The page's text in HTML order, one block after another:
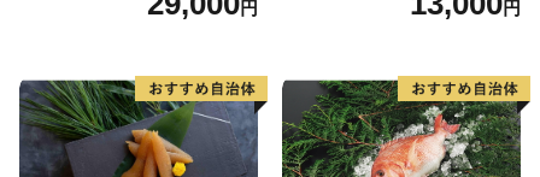
円
合わせ 魚 おかず 肉厚 おいし
取り寄せグルメ 魚醤 ナンプ
ラー 愛知県 小牧市 冷凍 送料
無料
円